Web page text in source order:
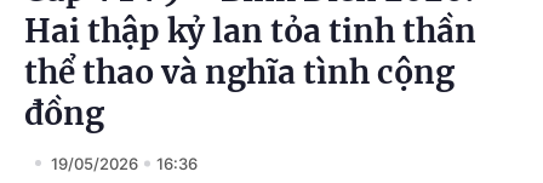
Hai thập kỷ lan tỏa tinh thần
thể thao và nghĩa tình cộng
đồng
19/05/2026 16:36